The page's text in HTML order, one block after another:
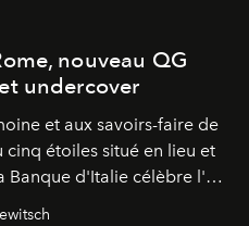
nouveau QG
undercover
et aux savoirs-faire de
cinq étoiles situé en lieu et
Banque d'Italie célèbre l'art
élégance intemporelle.